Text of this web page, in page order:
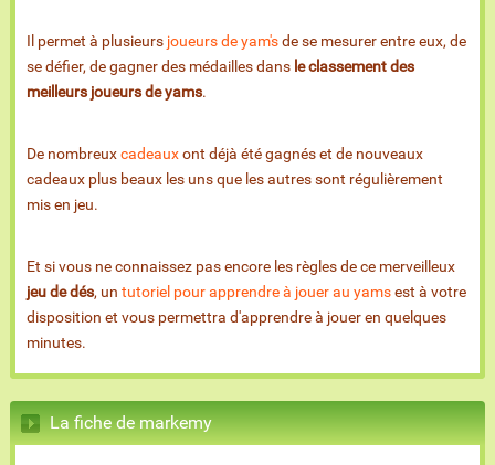
Il permet à plusieurs joueurs de yam'sde se mesurer entre eux, de
se défier, de gagner des médailles dans le classement des
meilleurs joueurs de yams.
De nombreuxcadeauxont déjà été gagnés et de nouveaux
cadeaux plus beaux les uns que les autres sont régulièrement
mis en jeu.
Et si vous ne connaissez pas encore les règles de ce merveilleux
jeu de dés, un tutoriel pour apprendre à jouer au yamsest à votre
disposition et vous permettra d'apprendre à jouer en quelques
minutes.
La fiche de markemy